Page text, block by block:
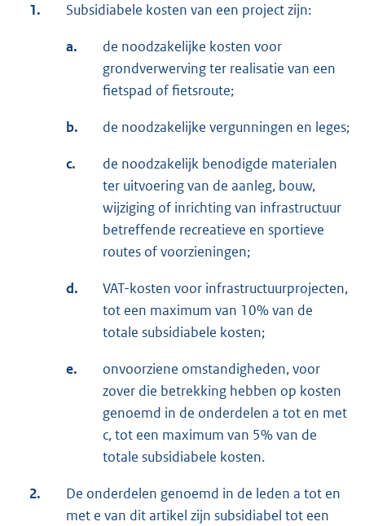
1.
Subsidiabele kosten van een project zijn:
a.
de noodzakelijke kosten voor
grondverwerving ter realisatie van een
fietspad of fietsroute;
b. de noodzakelijke vergunningen en leges;
c.
de noodzakelijk benodigde materialen
ter uitvoering van de aanleg, bouw,
wijziging of inrichting van infrastructuur
betreffende recreatieve en sportieve
routes of voorzieningen;
d.
VAT-kosten voor infrastructuurprojecten,
tot een maximum van 10% van de
totale subsidiabele kosten;
e.
onvoorziene omstandigheden, voor
zover die betrekking hebben op kosten
genoemd in de onderdelen a tot en met
c, tot een maximum van 5% van de
totale subsidiabele kosten.
2.
De onderdelen genoemd in de leden a tot en
met e van dit artikel zijn subsidiabel tot een